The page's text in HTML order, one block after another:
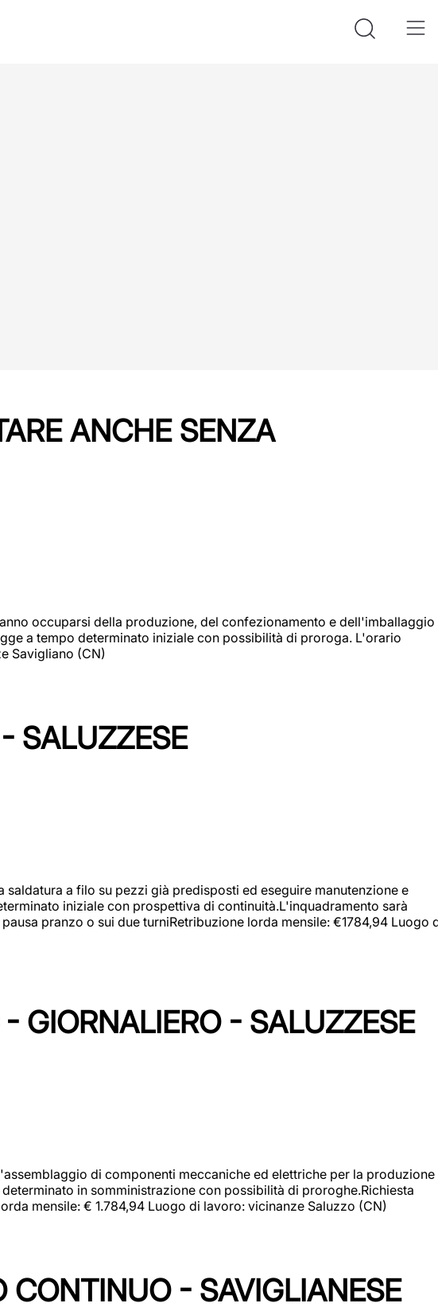
ANCHE SENZA
occuparsi della produzione, del confezionamento e dell'imballaggio
a tempo determinato iniziale con possibilità di proroga. L'orario
Savigliano (CN)
SALUZZESE
a filo su pezzi già predisposti ed eseguire manutenzione e
iniziale con prospettiva di continuità.L'inquadramento sarà
pranzo o sui due turniRetribuzione lorda mensile: €1784,94 Luogo
GIORNALIERO - SALUZZESE
di componenti meccaniche ed elettriche per la produzione
in somministrazione con possibilità di proroghe.Richiesta
mensile: € 1.784,94 Luogo di lavoro: vicinanze Saluzzo (CN)
CONTINUO - SAVIGLIANESE